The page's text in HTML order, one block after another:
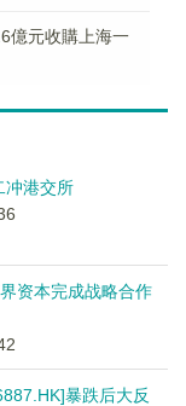
億元收購上海一
冲港交所
资本完成战略合作
暴跌后大反